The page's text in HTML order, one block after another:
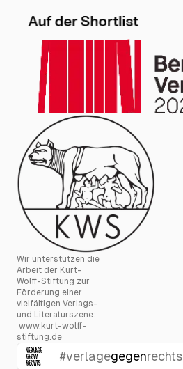
Wir unterstützen die
Arbeit der Kurt-
Wolff-Stiftung zur
Förderung einer
vielfältigen Verlags-
und Literaturszene:
www.kurt-wolff-
stiftung.de
#verlagegegenrechts